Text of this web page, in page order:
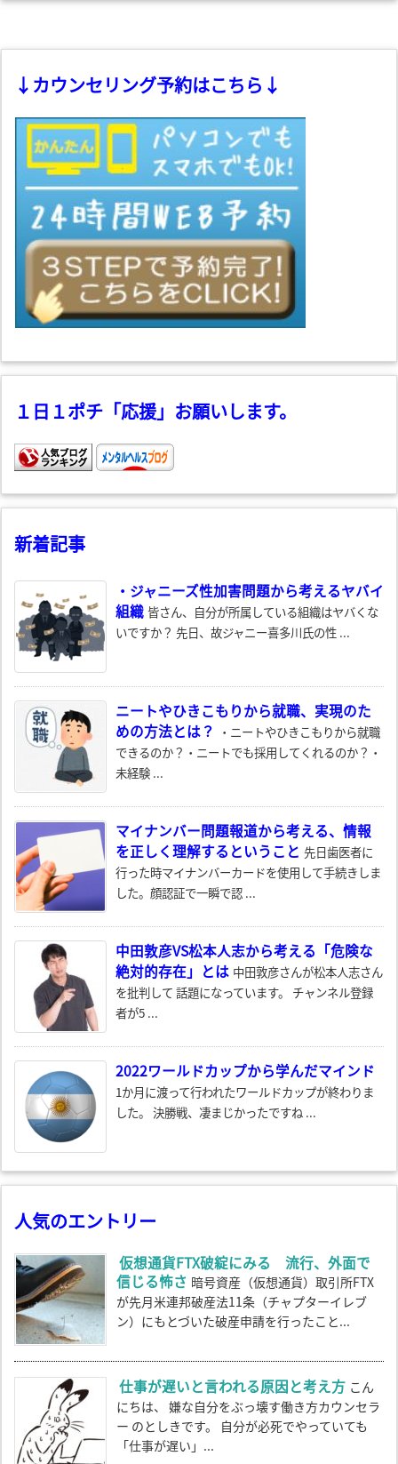
↓カウンセリング予約はこちら↓
１日１ポチ「応援」お願いします。
新着記事
・ジャニーズ性加害問題から考えるヤバイ
組織 皆さん、自分が所属している組織はヤバくな
いですか？ 先日、故ジャニー喜多川氏の性 ...
ニートやひきこもりから就職、実現のた
めの方法とは？ ・ニートやひきこもりから就職
できるのか？・ニートでも採用してくれるのか？・
未経験 ...
マイナンバー問題報道から考える、情報
を正しく理解するということ 先日歯医者に
行った時マイナンバーカードを使用して手続きしま
した。顔認証で一瞬で認 ...
中田敦彦VS松本人志から考える「危険な
絶対的存在」とは 中田敦彦さんが松本人志さん
を批判して 話題になっています。 チャンネル登録
者が5 ...
2022ワールドカップから学んだマインド
1か月に渡って行われたワールドカップが終わりま
した。 決勝戦、凄まじかったですね ...
人気のエントリー
仮想通貨FTX破綻にみる 流行、外面で
信じる怖さ 暗号資産（仮想通貨）取引所FTX
が先月米連邦破産法11条（チャプターイレブ
ン）にもとづいた破産申請を行ったこと...
仕事が遅いと言われる原因と考え方 こん
にちは、 嫌な自分をぶっ壊す働き方カウンセラ
ー のとしきです。 自分が必死でやっていても
「仕事が遅い」...